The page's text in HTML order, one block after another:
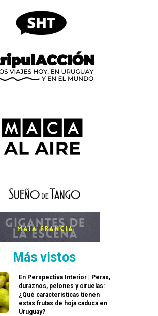
Más vistos
En Perspectiva Interior | Peras,
duraznos, pelones y ciruelas:
¿Qué características tienen
estas frutas de hoja caduca en
Uruguay?